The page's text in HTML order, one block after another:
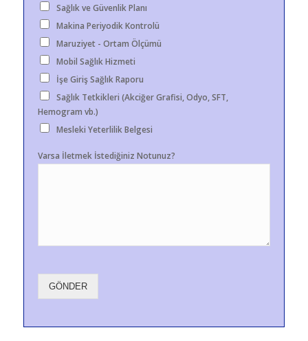
Sağlık ve Güvenlik Planı
Makina Periyodik Kontrolü
Maruziyet - Ortam Ölçümü
Mobil Sağlık Hizmeti
İşe Giriş Sağlık Raporu
Sağlık Tetkikleri (Akciğer Grafisi, Odyo, SFT,
Hemogram vb.)
Mesleki Yeterlilik Belgesi
Varsa İletmek İstediğiniz Notunuz?
GÖNDER